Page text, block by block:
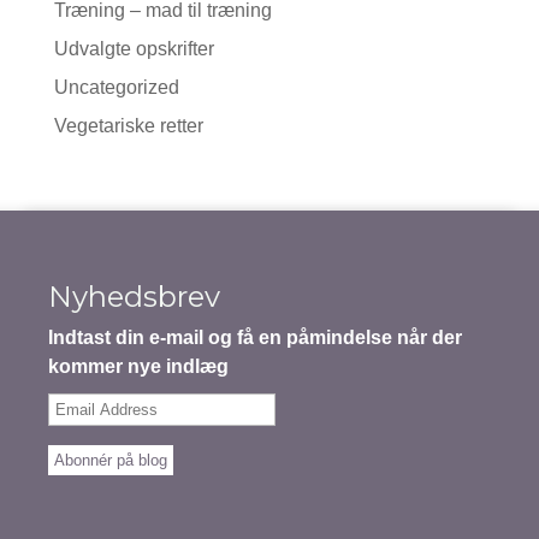
Træning – mad til træning
Udvalgte opskrifter
Uncategorized
Vegetariske retter
Nyhedsbrev
Indtast din e-mail og få en påmindelse når der
kommer nye indlæg
Email
Abonnér på blog